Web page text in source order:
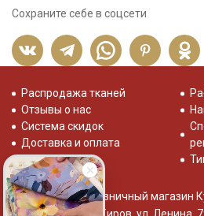
Сохраните себе в соцсети
Распродажа тканей
Отзывы о нас
Система скидок
Доставка и оплата
Розничный магазин